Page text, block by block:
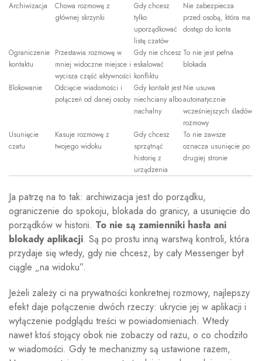
Archiwizacja
Chowa rozmowę z
głównej skrzynki
Gdy chcesz
tylko
uporządkować
listę czatów
Nie zabezpiecza
przed osobą, która ma
dostęp do konta
Ograniczenie
kontaktu
Przestawia rozmowę w
mniej widoczne miejsce i
wycisza część aktywności
Gdy nie chcesz
eskalować
konfliktu
To nie jest pełna
blokada
Blokowanie
Odcięcie wiadomości i
połączeń od danej osoby
Gdy kontakt jest
niechciany albo
nachalny
Nie usuwa
automatycznie
wcześniejszych śladów
rozmowy
Usunięcie
czatu
Kasuje rozmowę z
twojego widoku
Gdy chcesz
sprzątnąć
historię z
urządzenia
To nie zawsze
oznacza usunięcie po
drugiej stronie
Ja patrzę na to tak: archiwizacja jest do porządku,
ograniczenie do spokoju, blokada do granicy, a usunięcie do
porządków w historii. To nie są zamienniki hasła ani
blokady aplikacji. Są po prostu inną warstwą kontroli, która
przydaje się wtedy, gdy nie chcesz, by cały Messenger był
ciągle „na widoku”.
Jeżeli zależy ci na prywatności konkretnej rozmowy, najlepszy
efekt daje połączenie dwóch rzeczy: ukrycie jej w aplikacji i
wyłączenie podglądu treści w powiadomieniach. Wtedy
nawet ktoś stojący obok nie zobaczy od razu, o co chodziło
w wiadomości. Gdy te mechanizmy są ustawione razem,